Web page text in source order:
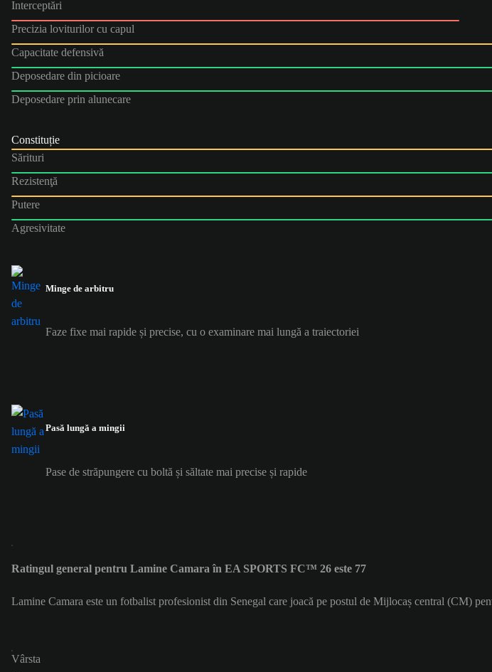
Interceptări
Precizia loviturilor cu capul
Capacitate defensivă
Deposedare din picioare
Deposedare prin alunecare
Constituție
Sărituri
Rezistenţă
Putere
Agresivitate
Minge de arbitru
Faze fixe mai rapide și precise, cu o examinare mai lungă a traiectoriei
Pasă lungă a mingii
Pase de străpungere cu boltă și săltate mai precise și rapide
Ratingul general pentru Lamine Camara în EA SPORTS FC™ 26 este 77
Lamine Camara este un fotbalist profesionist din Senegal care joacă pe postul de Mijlocaș central (CM)
Vârsta